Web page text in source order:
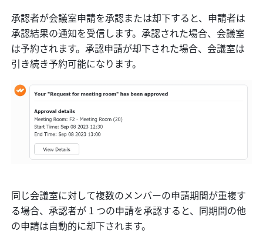
承認者が会議室申請を承認または却下すると、申請者は
承認結果の通知を受信します。承認された場合、会議室
は予約されます。承認申請が却下された場合、会議室は
引き続き予約可能になります。
同じ会議室に対して複数のメンバーの申請期間が重複す
る場合、承認者が 1 つの申請を承認すると、同期間の他
の申請は自動的に却下されます。